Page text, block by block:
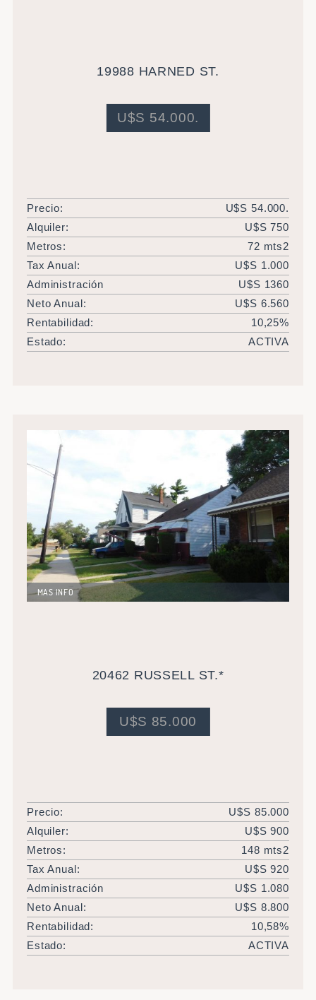
19988 HARNED ST.
U$S 54.000.
Precio:
U$S 54.000.
Alquiler:
U$S 750
Metros:
72 mts2
Tax Anual:
U$S 1.000
Administración
U$S 1360
Neto Anual:
U$S 6.560
Rentabilidad:
10,25%
Estado:
ACTIVA
MAS INFO
20462 RUSSELL ST.*
U$S 85.000
Precio:
U$S 85.000
Alquiler:
U$S 900
Metros:
148 mts2
Tax Anual:
U$S 920
Administración
U$S 1.080
Neto Anual:
U$S 8.800
Rentabilidad:
10,58%
Estado:
ACTIVA